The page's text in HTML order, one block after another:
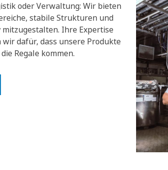
oder Verwaltung: Wir bieten
stabile Strukturen und
Ihre Expertise
dafür, dass unsere Produkte
Regale kommen.